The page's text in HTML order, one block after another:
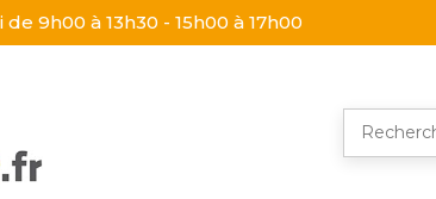
9h00 à 13h30 - 15h00 à 17h00